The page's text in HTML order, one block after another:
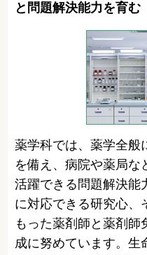
と問題解決能力を育む
薬学科では、薬学全般
を備え、病院や薬局な
活躍できる問題解決能
に対応できる研究心、
もった薬剤師と薬剤
成に努めています。生